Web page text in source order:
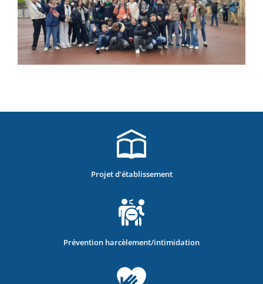
Projet d’établissement
Prévention harcèlement/intimidation